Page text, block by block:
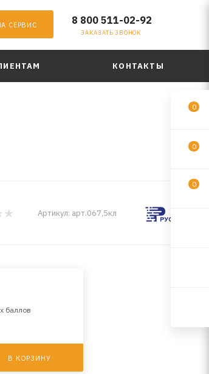
СЕРВИС 8 800 511-02-92
ЗАКАЗАТЬ ЗВОНОК
КОНТАКТЫ
Артикул: арт.067,5кл
баллов
В КОРЗИНУ
0
0
0